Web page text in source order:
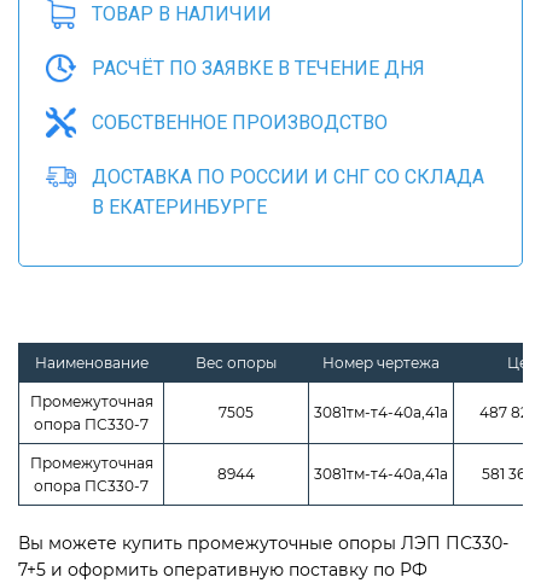
ТОВАР В НАЛИЧИИ
РАСЧЁТ ПО ЗАЯВКЕ В ТЕЧЕНИЕ ДНЯ
СОБСТВЕННОЕ ПРОИЗВОДСТВО
ДОСТАВКА ПО РОССИИ И СНГ СО СКЛАДА
В ЕКАТЕРИНБУРГЕ
Наименование Вес опоры Номер чертежа
Промежуточная
опора ПС330-7
7505 3081тм-т4-40а,41а 487 825
Промежуточная
опора ПС330-7
8944 3081тм-т4-40а,41а 581 360
Вы можете купить промежуточные опоры ЛЭП ПС330-
7+5 и оформить оперативную поставку по РФ